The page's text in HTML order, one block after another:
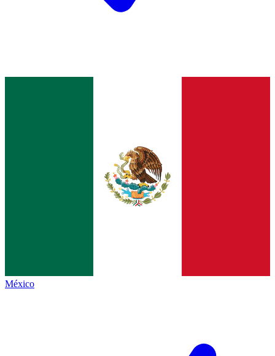
México